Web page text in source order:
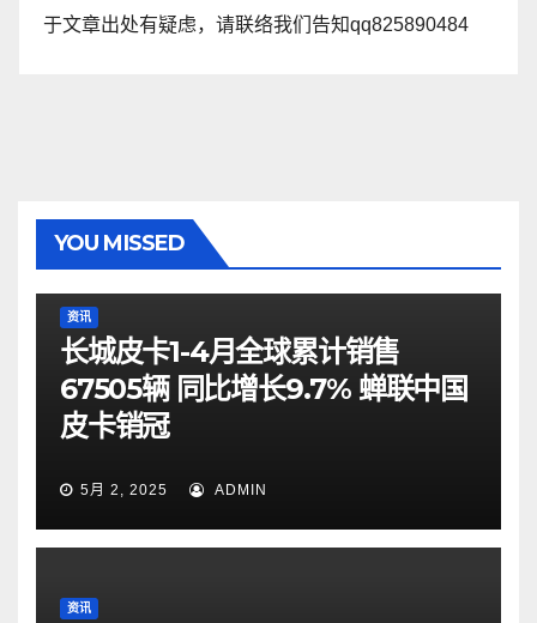
于文章出处有疑虑，请联络我们告知qq825890484
YOU MISSED
资讯
长城皮卡1-4月全球累计销售
67505辆 同比增长9.7% 蝉联中国
皮卡销冠
5月 2, 2025 ADMIN
资讯